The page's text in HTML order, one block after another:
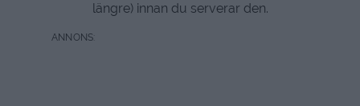
längre) innan du serverar den.